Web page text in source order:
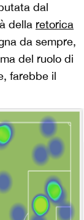
dal
della retorica
da sempre,
del ruolo di
farebbe il